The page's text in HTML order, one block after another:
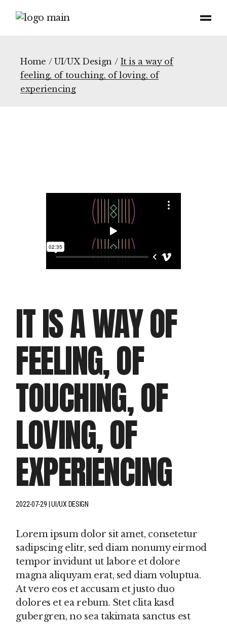
Home UI/UX Design
It is a way of
feeling, of touching, of loving, of
experiencing
IT IS A WAY OF
FEELING, OF
TOUCHING, OF
LOVING, OF
EXPERIENCING
2022-07-29 UI/UX DESIGN
Lorem ipsum dolor sit amet, consetetur
sadipscing elitr, sed diam nonumy eirmod
tempor invidunt ut labore et dolore
magna aliquyam erat, sed diam voluptua.
At vero eos et accusam et justo duo
dolores et ea rebum. Stet clita kasd
gubergren, no sea takimata sanctus est